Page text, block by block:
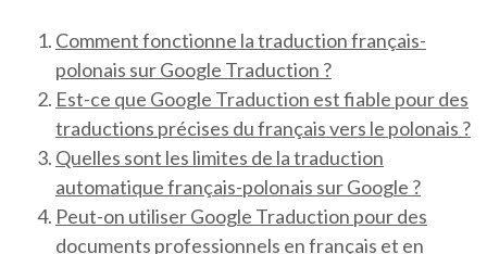
Comment fonctionne la traduction français-
polonais sur Google Traduction ?
Est-ce que Google Traduction est fiable pour des
traductions précises du français vers le polonais ?
Quelles sont les limites de la traduction
automatique français-polonais sur Google ?
Peut-on utiliser Google Traduction pour des
documents professionnels en français et en